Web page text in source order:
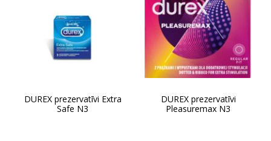
DUREX prezervatīvi Extra
Safe N3
DUREX prezervatīvi
Pleasuremax N3